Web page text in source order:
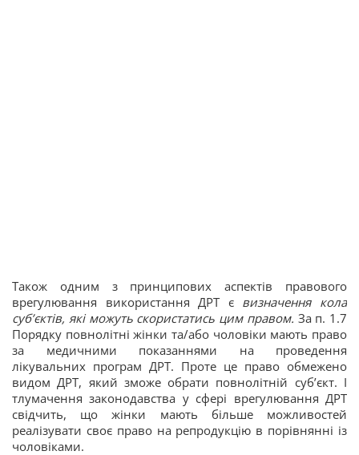
Також одним з принципових аспектів правового
врегулювання використання ДРТ є визначення кола
суб’єктів, які можуть скористатись цим правом. За п. 1.7
Порядку повнолітні жінки та/або чоловіки мають право
за медичними показаннями на проведення
лікувальних програм ДРТ. Проте це право обмежено
видом ДРТ, який зможе обрати повнолітній суб’єкт. І
тлумачення законодавства у сфері врегулювання ДРТ
свідчить, що жінки мають більше можливостей
реалізувати своє право на репродукцію в порівнянні із
чоловіками.